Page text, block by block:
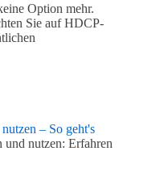
Option mehr.
Sie auf HDCP-
– So geht's
nutzen: Erfahren